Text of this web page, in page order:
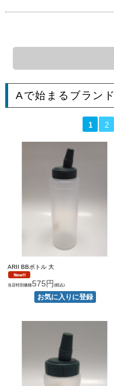
Aで始まるブランド
1 2
ARII BBボトル 大
当店特別価格575円(税込)